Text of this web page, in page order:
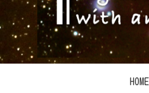
HOME